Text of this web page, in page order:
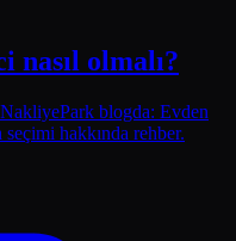
nasıl olmalı?
NakliyePark blogda: Evden
hakkında rehber.